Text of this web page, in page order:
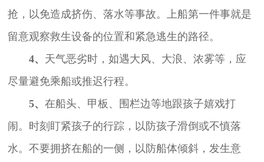
抢，以免造成挤伤、落水等事故。上船第一件事就是
留意观察救生设备的位置和紧急逃生的路径。
4、 天气恶劣时，如遇大风、大浪、浓雾等，应
尽量避免乘船或推迟行程。
5、 在船头、甲板、围栏边等地跟孩子嬉戏打
闹。时刻盯紧孩子的行踪，以防孩子滑倒或不慎落
水。不要拥挤在船的一侧，以防船体倾斜，发生意